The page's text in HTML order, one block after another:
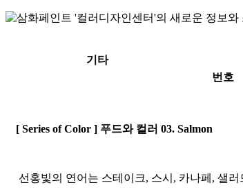
기타
번호
[ Series of Color ] 푸드와 컬러 03. Salmon
선홍빛의 연어는 스테이크, 스시, 카나페, 샐